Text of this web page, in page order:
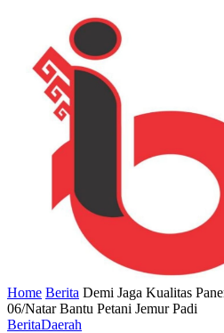
Home Berita Demi Jaga Kualitas
06/Natar Bantu Petani Jemur Padi
BeritaDaerah